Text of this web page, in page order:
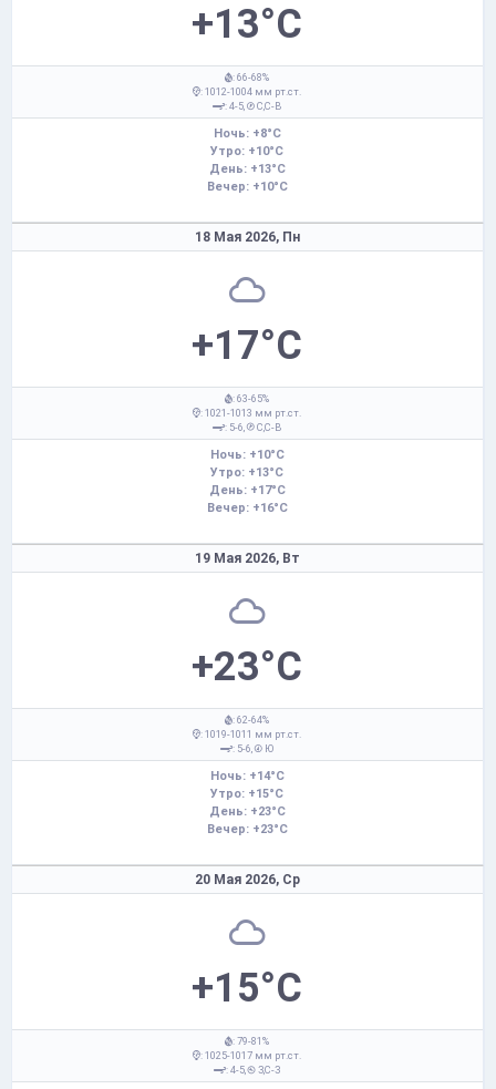
+13°C
: 66-68%
: 1012-1004 мм рт.ст.
: 4-5,
С,С-В
Ночь: +8°C
Утро: +10°C
День: +13°C
Вечер: +10°C
18 Мая 2026, Пн
+17°C
: 63-65%
: 1021-1013 мм рт.ст.
: 5-6,
С,С-В
Ночь: +10°C
Утро: +13°C
День: +17°C
Вечер: +16°C
19 Мая 2026, Вт
+23°C
: 62-64%
: 1019-1011 мм рт.ст.
: 5-6,
Ю
Ночь: +14°C
Утро: +15°C
День: +23°C
Вечер: +23°C
20 Мая 2026, Ср
+15°C
: 79-81%
: 1025-1017 мм рт.ст.
: 4-5,
З,С-З